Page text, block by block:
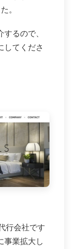
。
るので、
してくださ
行会社です
事業拡大し